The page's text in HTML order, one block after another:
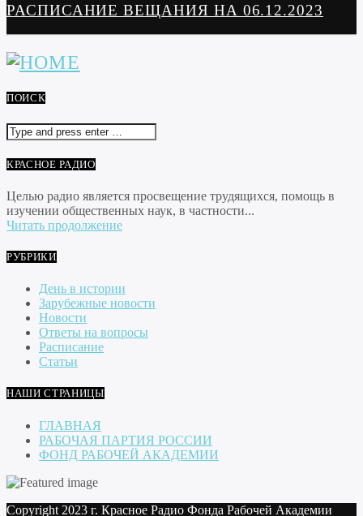
РАСПИСАНИЕ ВЕЩАНИЯ НА 06.12.2023
ПОИСК
КРАСНОЕ РАДИО
Целью радио является просвещение трудящихся, помощь в
изучении общественных наук, в частности...
Читать продолжение
РУБРИКИ
День в истории
Зарубежные новости
Новости
Ответы на вопросы
Расписание
Статьи
НАШИ СТРАНИЦЫ
ГЛАВНАЯ
РАБОЧАЯ ПАРТИЯ РОССИИ
ФОНД РАБОЧЕЙ АКАДЕМИИ
Copyright 2023 г. Красное Радио Фонда Рабочей Академии